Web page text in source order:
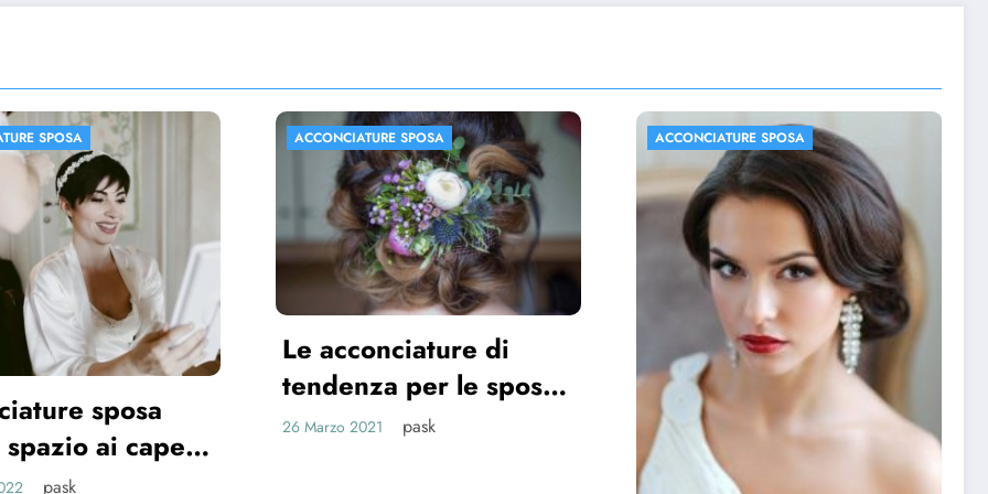
SPOSA
di
per le spose
pask
ACCONCIATURE SPOSA
ACCONCIATURE SPOSA
FOTO MATRIMONIO